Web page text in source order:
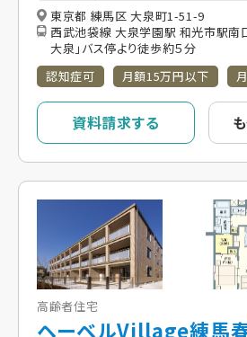
東京都 練馬区 大泉町1-51-9
西武池袋線 大泉学園駅 和光市駅南
大泉」バス停より徒歩約５分
認知症可
月額15万円以下
資料請求する
高齢者住宅
ヘーベルVillage練馬